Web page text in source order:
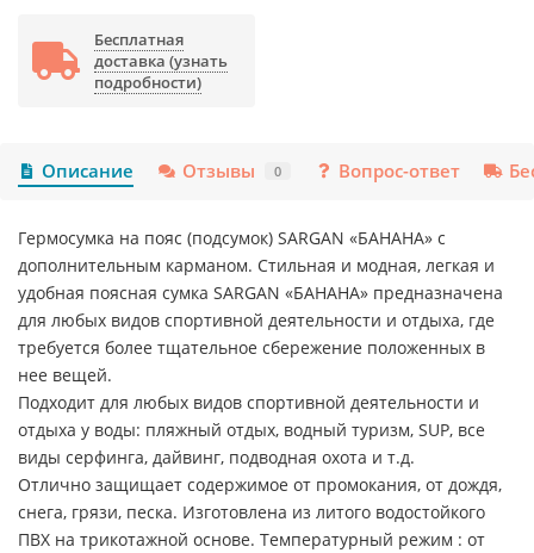
Бесплатная
доставка (узнать
подробности)
Описание Отзывы 0 Вопрос-ответ
Гермосумка на пояс (подсумок) SARGAN «БАНАНА» с
дополнительным карманом. Стильная и модная, легкая и
удобная поясная сумка SARGAN «БАНАНА» предназначена
для любых видов спортивной деятельности и отдыха, где
требуется более тщательное сбережение положенных в
нее вещей.
Подходит для любых видов спортивной деятельности и
отдыха у воды: пляжный отдых, водный туризм, SUP, все
виды серфинга, дайвинг, подводная охота и т.д.
Отлично защищает содержимое от промокания, от дождя,
снега, грязи, песка. Изготовлена из литого водостойкого
ПВХ на трикотажной основе. Температурный режим : от